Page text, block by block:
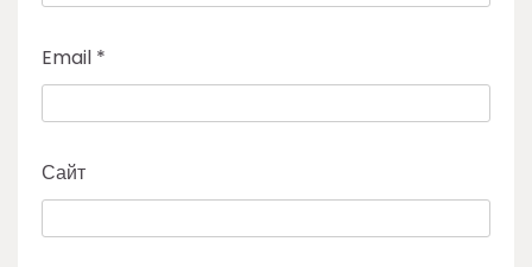
Email *
Сайт